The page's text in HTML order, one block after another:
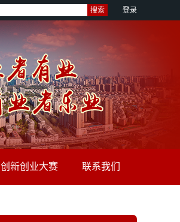
搜索 登录
创新创业大赛 联系我们